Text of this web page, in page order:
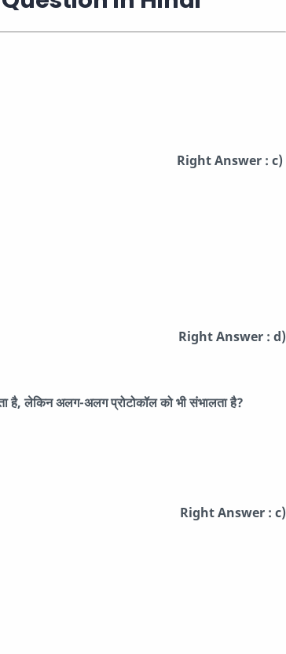
Right Answer : c)
Right Answer : d)
है, लेकिन अलग-अलग प्रोटोकॉल को भी संभालता है?
Right Answer : c)